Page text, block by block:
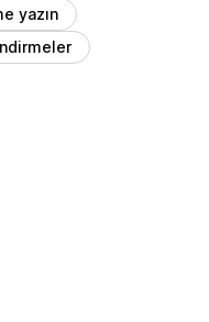
yazın